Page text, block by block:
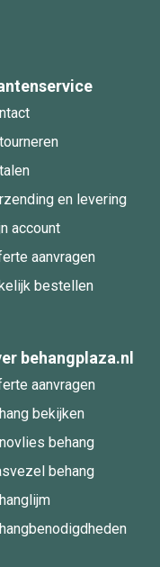
en levering
account
aanvragen
bestellen
behangplaza.nl
aanvragen
bekijken
behang
behang